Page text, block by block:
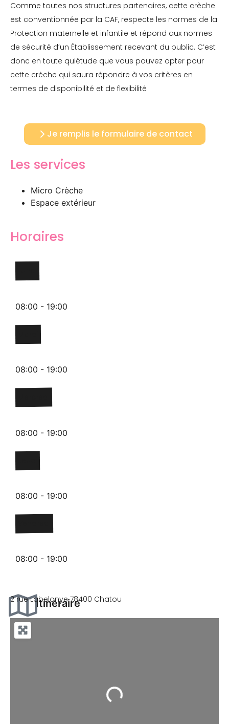
Comme toutes nos structures partenaires, cette crèche
est conventionnée par la CAF, respecte les normes de la
Protection maternelle et infantile et répond aux normes
de sécurité d’un Établissement recevant du public. C’est
donc en toute quiétude que vous pouvez opter pour
cette crèche qui saura répondre à vos critères en
termes de disponibilité et de flexibilité
Je remplis le formulaire de contact
Les services
Micro Crèche
Espace extérieur
Horaires
08:00 - 19:00
08:00 - 19:00
08:00 - 19:00
08:00 - 19:00
08:00 - 19:00
Itinéraire
Chargement...
2 rue Labelonye 78400 Chatou